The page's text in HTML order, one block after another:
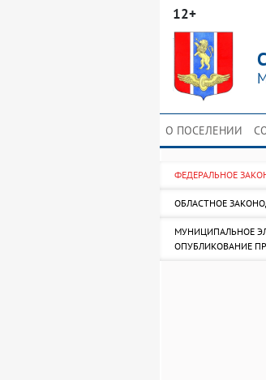
12+
О ПОСЕЛЕНИИ
ФЕДЕРАЛЬНОЕ
ОБЛАСТНОЕ
МУНИЦИПАЛЬНОЕ
ОПУБЛИКОВАНИЕ